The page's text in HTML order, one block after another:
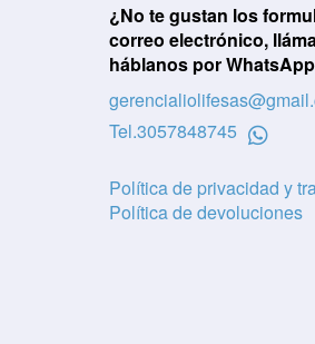
¿No te gustan los
correo electrónico,
háblanos por
Tel.3057848745
Política de privacidad y
Política de devoluciones